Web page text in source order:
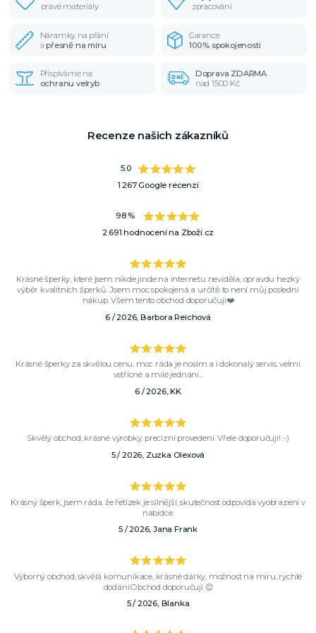
pravé materiály
zpracování
Náramky na přání
apřesně na míru
Garance
100% spokojenosti
Přispíváme na
ochranu velryb
Doprava ZDARMA
nad 1500 Kč
Recenze našich zákazníků
5.0
1 267 Google recenzí
98 %
2 691 hodnocení na Zboží.cz
Krásné šperky, které jsem nikde jinde na internetu neviděla, opravdu hezký
výběr kvalitních šperků. Jsem moc spokojená a určitě to není můj poslední
nákup. Všem tento obchod doporučuji❤️
6 / 2026, Barbora Reichová
Krásné šperky za skvělou cenu, moc ráda je nosím a i dokonalý servis, velmi
vstřícné a milé jednání...
6 / 2026, KK
Skvělý obchod, krásné výrobky, precizní provedení. Vřele doporučuji! :-)
5 / 2026, Zuzka Olexová
Krásný šperk, jsem ráda, že řetízek je silnější, skutečnost odpovídá vyobrazení v
nabídce.
5 / 2026, Jana Frank
Výborný obchod, skvělá komunikace, krásné dárky, možnost na míru, rychlé
dodání.Obchod doporučuji 😊
5 / 2026, Blanka